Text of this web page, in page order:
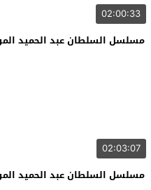
02:00:33
مسلسل السلطان عبد الحميد
02:03:07
مسلسل السلطان عبد الحميد